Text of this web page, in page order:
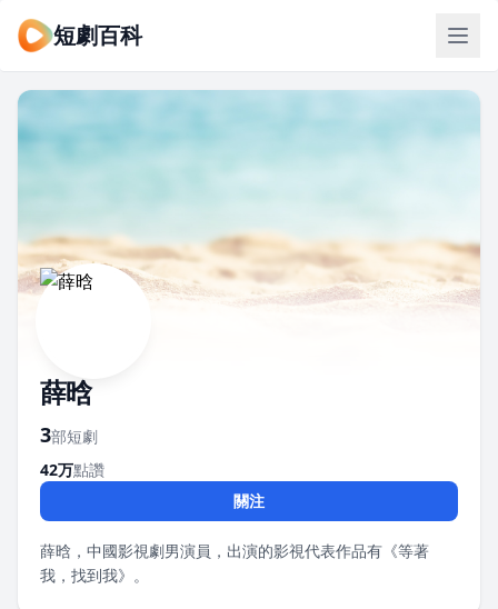
短劇百科
薛晗
3部短劇
42万點讚
關注
薛晗，中國影視劇男演員，出演的影視代表作品有《等著
我，找到我》。